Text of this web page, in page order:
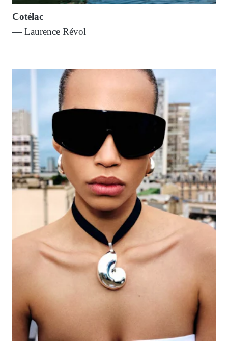
Cotélac
— Laurence Révol